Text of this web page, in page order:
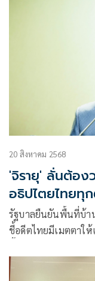
20 สิงหาคม 2568
'จิรายุ' ลั่นต้อง
อธิปไตยไทยทุ
รัฐบาลยืนยันพื้นที่บ้า
ชี้อดีตไทยมีเมตตาใ
อธิปไตยไทยทุกตารา